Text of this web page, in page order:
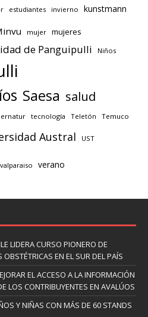
estudiantes invierno kunstmann
mujer mujeres
de Panguipulli Niños
Saesa salud
tecnología Teletón Temuco
Austral UST
valparaiso verano
LIDERA CURSO PIONERO DE
EN EL SUR DEL PAÍS
EL ACCESO A LA INFORMACIÓN
LOS CONTRIBUYENTES EN AVALÚOS
Y NIÑAS CON MÁS DE 60 STANDS